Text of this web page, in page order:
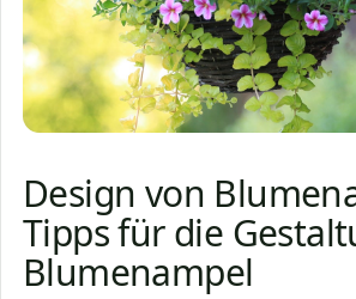
Design von
Tipps für die
Blumenampel